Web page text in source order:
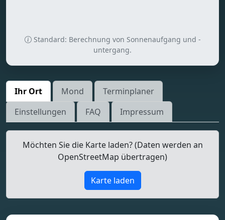
Standard: Berechnung von Sonnenaufgang und -
untergang.
Ihr Ort Mond
Terminplaner
Einstellungen
FAQ Impressum
Möchten Sie die Karte laden? (Daten werden an
OpenStreetMap übertragen)
Karte laden